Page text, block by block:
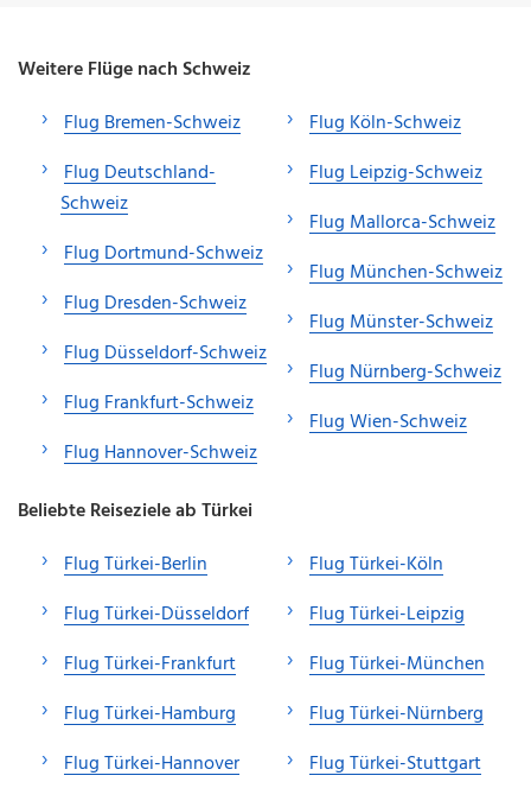
Weitere Flüge nach Schweiz
Flug Bremen-Schweiz
Flug Deutschland-
Schweiz
Flug Dortmund-Schweiz
Flug Dresden-Schweiz
Flug Düsseldorf-Schweiz
Flug Frankfurt-Schweiz
Flug Hannover-Schweiz
Flug Köln-Schweiz
Flug Leipzig-Schweiz
Flug Mallorca-Schweiz
Flug München-Schweiz
Flug Münster-Schweiz
Flug Nürnberg-Schweiz
Flug Wien-Schweiz
Beliebte Reiseziele ab Türkei
Flug Türkei-Berlin
Flug Türkei-Düsseldorf
Flug Türkei-Frankfurt
Flug Türkei-Hamburg
Flug Türkei-Hannover
Flug Türkei-Köln
Flug Türkei-Leipzig
Flug Türkei-München
Flug Türkei-Nürnberg
Flug Türkei-Stuttgart